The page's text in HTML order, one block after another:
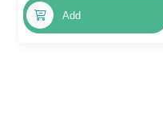
Add